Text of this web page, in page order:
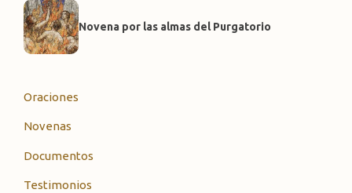
Novena por las almas del Purgatorio
Oraciones
Novenas
Documentos
Testimonios